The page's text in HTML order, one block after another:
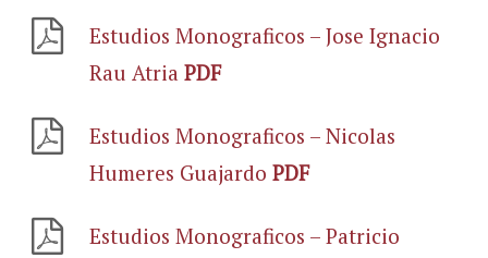
Estudios Monograficos – Jose Ignacio
Rau Atria PDF
Estudios Monograficos – Nicolas
Humeres Guajardo PDF
Estudios Monograficos – Patricio